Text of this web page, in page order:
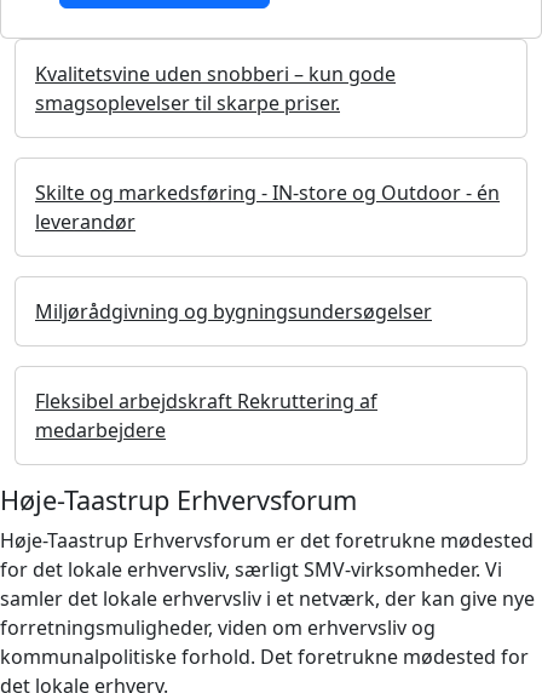
Kvalitetsvine uden snobberi – kun gode
smagsoplevelser til skarpe priser.
Skilte og markedsføring - IN-store og Outdoor - én
leverandør
Miljørådgivning og bygningsundersøgelser
Fleksibel arbejdskraft Rekruttering af
medarbejdere
Høje-Taastrup Erhvervsforum
Høje-Taastrup Erhvervsforum er det foretrukne mødested
for det lokale erhvervsliv, særligt SMV-virksomheder. Vi
samler det lokale erhvervsliv i et netværk, der kan give nye
forretningsmuligheder, viden om erhvervsliv og
kommunalpolitiske forhold. Det foretrukne mødested for
det lokale erhverv.